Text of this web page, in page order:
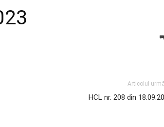
Articolul
HCL nr. 208 din